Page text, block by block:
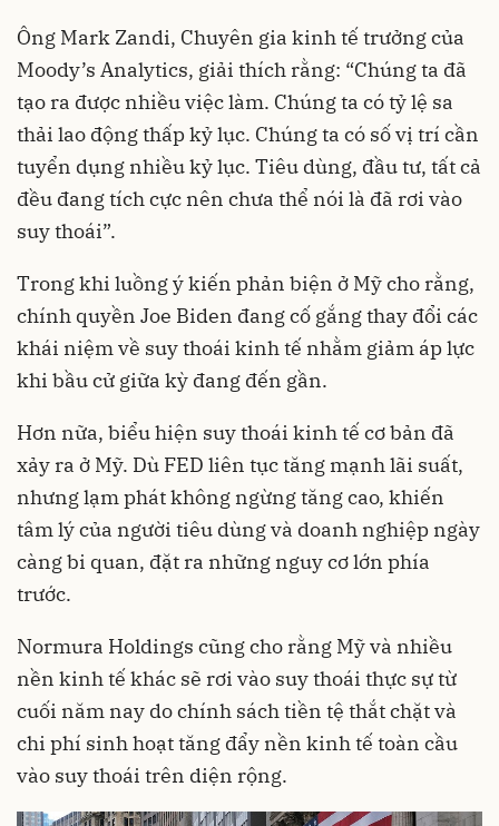
Ông Mark Zandi, Chuyên gia kinh tế trưởng của
Moody’s Analytics, giải thích rằng: “Chúng ta đã
tạo ra được nhiều việc làm. Chúng ta có tỷ lệ sa
thải lao động thấp kỷ lục. Chúng ta có số vị trí cần
tuyển dụng nhiều kỷ lục. Tiêu dùng, đầu tư, tất cả
đều đang tích cực nên chưa thể nói là đã rơi vào
suy thoái”.
Trong khi luồng ý kiến phản biện ở Mỹ cho rằng,
chính quyền Joe Biden đang cố gắng thay đổi các
khái niệm về suy thoái kinh tế nhằm giảm áp lực
khi bầu cử giữa kỳ đang đến gần.
Hơn nữa, biểu hiện suy thoái kinh tế cơ bản đã
xảy ra ở Mỹ. Dù FED liên tục tăng mạnh lãi suất,
nhưng lạm phát không ngừng tăng cao, khiến
tâm lý của người tiêu dùng và doanh nghiệp ngày
càng bi quan, đặt ra những nguy cơ lớn phía
trước.
Normura Holdings cũng cho rằng Mỹ và nhiều
nền kinh tế khác sẽ rơi vào suy thoái thực sự từ
cuối năm nay do chính sách tiền tệ thắt chặt và
chi phí sinh hoạt tăng đẩy nền kinh tế toàn cầu
vào suy thoái trên diện rộng.